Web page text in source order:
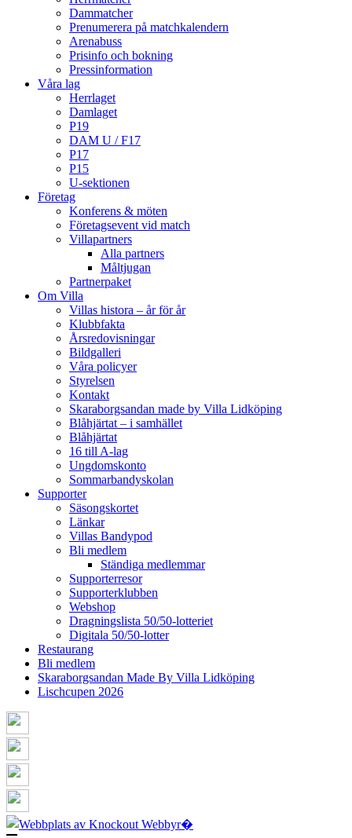
Dammatcher
Prenumerera på matchkalendern
Arenabuss
Prisinfo och bokning
Pressinformation
Våra lag
Herrlaget
Damlaget
P19
DAM U / F17
P17
P15
U-sektionen
Företag
Konferens & möten
Företagsevent vid match
Villapartners
Alla partners
Måltjugan
Partnerpaket
Om Villa
Villas histora – år för år
Klubbfakta
Årsredovisningar
Bildgalleri
Våra policyer
Styrelsen
Kontakt
Skaraborgsandan made by Villa Lidköping
Blåhjärtat – i samhället
Blåhjärtat
16 till A-lag
Ungdomskonto
Sommarbandyskolan
Supporter
Säsongskortet
Länkar
Villas Bandypod
Bli medlem
Ständiga medlemmar
Supporterresor
Supporterklubben
Webshop
Dragningslista 50/50-lotteriet
Digitala 50/50-lotter
Restaurang
Bli medlem
Skaraborgsandan Made By Villa Lidköping
Lischcupen 2026